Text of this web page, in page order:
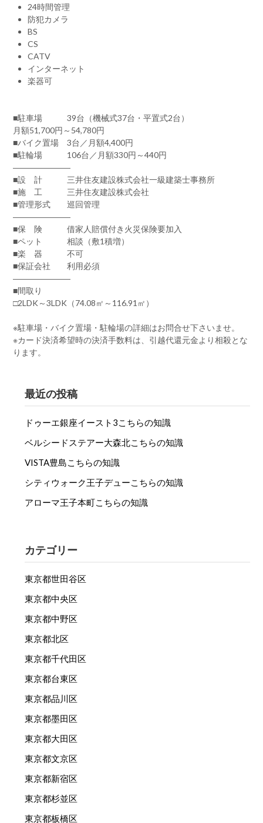
24時間管理
防犯カメラ
BS
CS
CATV
インターネット
楽器可
■駐車場 39台（機械式37台・平置式2台）
月額51,700円～54,780円
■バイク置場 3台／月額4,400円
■駐輪場 106台／月額330円～440円
―――――――
■設 計 三井住友建設株式会社一級建築士事務所
■施 工 三井住友建設株式会社
■管理形式 巡回管理
―――――――
■保 険 借家人賠償付き火災保険要加入
■ペット 相談（敷1積増）
■楽 器 不可
■保証会社 利用必須
―――――――
■間取り
□2LDK～3LDK（74.08㎡～116.91㎡）
※駐車場・バイク置場・駐輪場の詳細はお問合せ下さいませ。
※カード決済希望時の決済手数料は、引越代還元金より相殺とな
ります。
最近の投稿
ドゥーエ銀座イースト3こちらの知識
ベルシードステアー大森北こちらの知識
VISTA豊島こちらの知識
シティウォーク王子デューこちらの知識
アローマ王子本町こちらの知識
カテゴリー
東京都世田谷区
東京都中央区
東京都中野区
東京都北区
東京都千代田区
東京都台東区
東京都品川区
東京都墨田区
東京都大田区
東京都文京区
東京都新宿区
東京都杉並区
東京都板橋区